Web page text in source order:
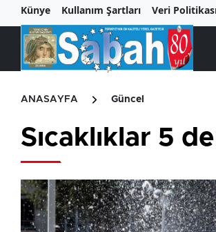
Künye Kullanım Şartları Veri
ANASAYFA Güncel
Sıcaklıklar 5